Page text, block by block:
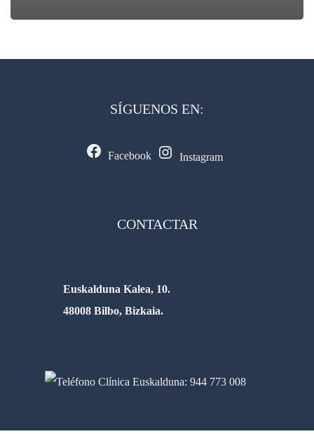
SÍGUENOS EN:
Facebook Instagram
CONTACTAR
Euskalduna Kalea, 10.
48008 Bilbo, Bizkaia.